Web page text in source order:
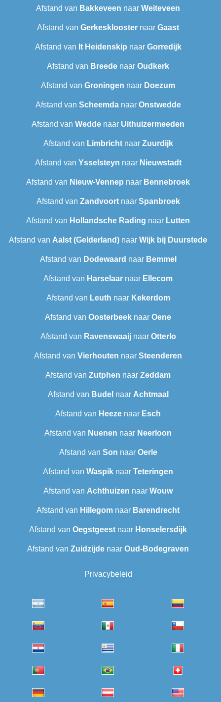
Afstand van Bakkeveen naar Weiteveen
Afstand van Gerkesklooster naar Gaast
Afstand van It Heidenskip naar Gorredijk
Afstand van Breede naar Oudkerk
Afstand van Groningen naar Doezum
Afstand van Scheemdanaar Onstwedde
Afstand van Wedde naar Uithuizermeeden
Afstand van Limbrichtnaar Zuurdijk
Afstand van Ysselsteyn naar Nieuwstadt
Afstand van Nieuw-Vennep naar Bennebroek
Afstand van Zandvoortnaar Spanbroek
Afstand van Hollandsche Rading naar Lutten
Afstand van Aalst (Gelderland) naar Wijk bij Duurstede
Afstand van Dodewaard naar Bemmel
Afstand van Harselaar naar Ellecom
Afstand van Leuth naar Kekerdom
Afstand van Oosterbeek naar Oene
Afstand van Ravenswaaijnaar Otterlo
Afstand van Vierhouten naar Steenderen
Afstand van Zutphen naar Zeddam
Afstand van Budel naar Achtmaal
Afstand van Heeze naar Esch
Afstand van Nuenen naar Neerloon
Afstand van Son naar Oerle
Afstand van Waspik naar Teteringen
Afstand van Achthuizen naar Wouw
Afstand van Hillegom naar Barendrecht
Afstand van Oegstgeest naar Honselersdijk
Afstand van Zuidzijde naar Oud-Bodegraven‎
Privacybeleid